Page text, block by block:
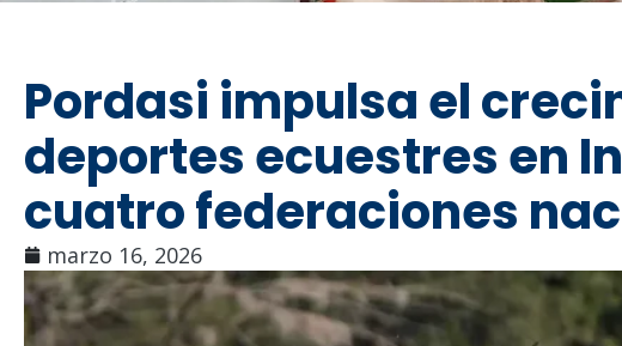
Pordasi impulsa el
deportes ecuestres en
cuatro federaciones
marzo 16, 2026